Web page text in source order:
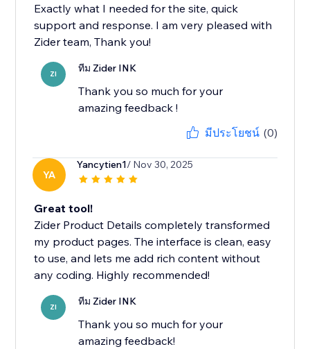
Exactly what I needed for the site, quick
support and response. I am very pleased with
Zider team, Thank you!
ZI ทีม Zider INK
Thank you so much for your
amazing feedback !
มีประโยชน์ (0)
YA
Yancytien1/ Nov 30, 2025
Great tool!
Zider Product Details completely transformed
my product pages. The interface is clean, easy
to use, and lets me add rich content without
any coding. Highly recommended!
ZI ทีม Zider INK
Thank you so much for your
amazing feedback!